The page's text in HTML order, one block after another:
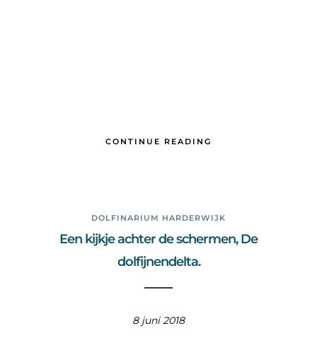
CONTINUE READING
DOLFINARIUM HARDERWIJK
Een kijkje achter de schermen, De
dolfijnendelta.
8 juni 2018